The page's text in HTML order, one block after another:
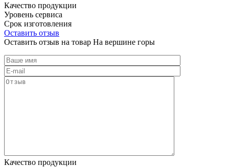
Качество продукции
Уровень сервиса
Срок изготовления
Оставить отзыв
Оставить отзыв на товар На вершине горы
Качество продукции